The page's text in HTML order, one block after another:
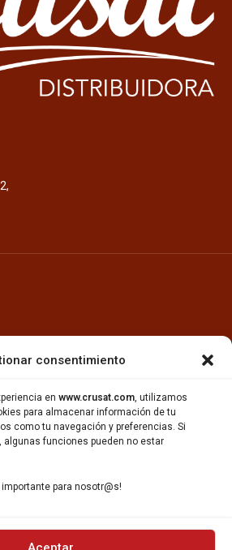
consentimiento
en www.crusat.com, utilizamos
para almacenar información de tu
como tu navegación y preferencias. Si
funciones pueden no estar
para nosotr@s!
ALIMENTACIÓN